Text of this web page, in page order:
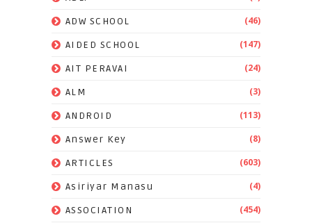
ADW SCHOOL (46)
AIDED SCHOOL (147)
AIT PERAVAI (24)
ALM (3)
ANDROID (113)
Answer Key (8)
ARTICLES (603)
Asiriyar Manasu (4)
ASSOCIATION (454)